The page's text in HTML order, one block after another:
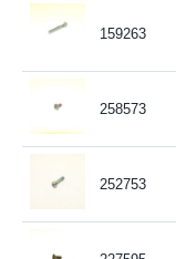
159263
258573
252753